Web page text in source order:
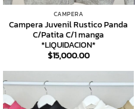
CAMPERA
Campera Juvenil Rustico Panda
C/Patita C/1 manga
*LIQUIDACION*
$15,000.00